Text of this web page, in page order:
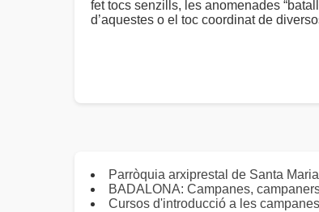
fet tocs senzills, les anomenades
d’aquestes o el toc coordinat de
Parròquia arxiprestal de Santa
BADALONA: Campanes,
Cursos d'introducció a les